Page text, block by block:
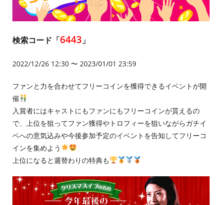
検索コード「6443 」
2022/12/26 12:30 〜 2023/01/01 23:59
ファンと力を合わせてフリーコインを獲得できるイベントが開
催
入賞者にはキャストにもファンにもフリーコインが貰えるの
で、上位を狙ってファン獲得やトロフィーを狙いながらガチイ
ベへの意気込みや今後参加予定のイベントを告知してフリーコ
インを集めよう
上位になると週替わりの特典も